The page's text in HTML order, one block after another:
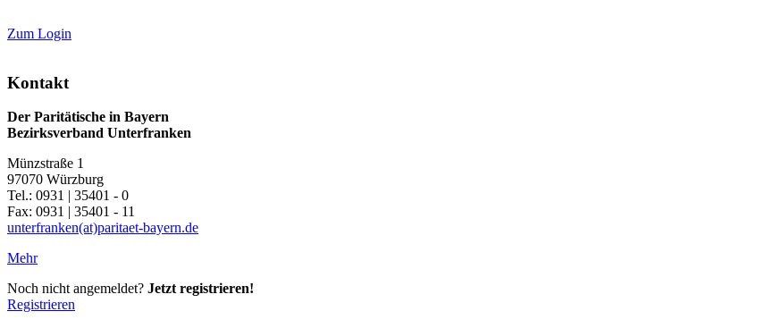
Zum Login
Kontakt
Der Paritätische in Bayern
Bezirksverband Unterfranken
Münzstraße 1
97070 Würzburg
Tel.: 0931 | 35401 - 0
Fax: 0931 | 35401 - 11
unterfranken(at)paritaet-bayern.de
Mehr
Noch nicht angemeldet? Jetzt registrieren!
Registrieren